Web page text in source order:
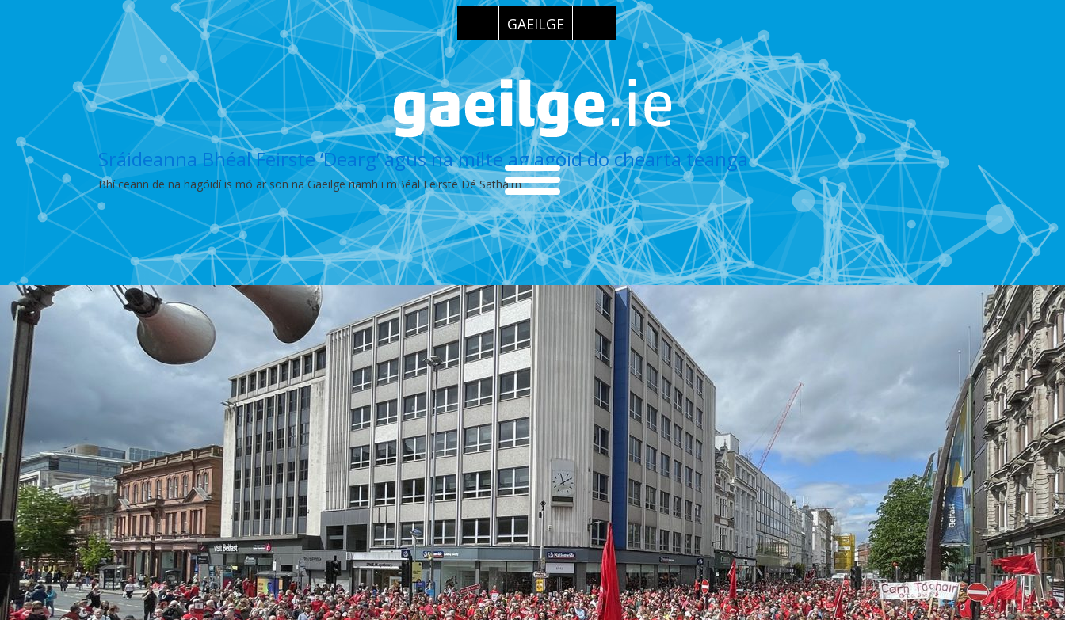
GAEILGE
Sráideanna Bhéal Feirste ‘Dearg’ agus na mílte ag agóid do chearta teanga
Bhí ceann de na hagóidí is mó ar son na Gaeilge riamh i mBéal Feirste Dé Sathairn